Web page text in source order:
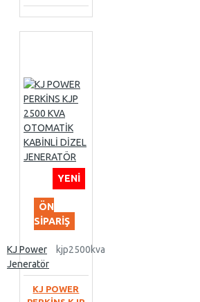
YENI
ÖN
SIPARIŞ
KJ Power
Jeneratör
kjp2500kva
KJ POWER